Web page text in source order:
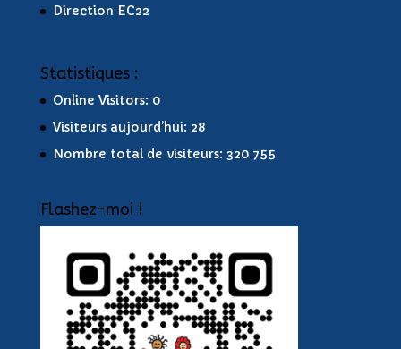
Direction EC22
Statistiques :
Online Visitors: 0
Visiteurs aujourd’hui: 28
Nombre total de visiteurs: 320 755
Flashez-moi !